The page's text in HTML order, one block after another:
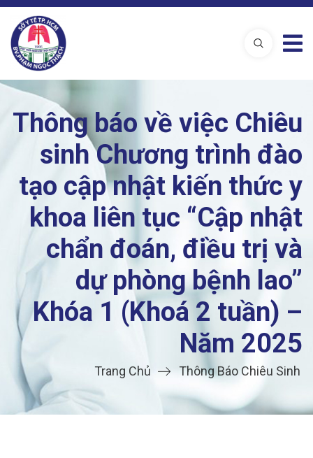
Thông báo về việc Chiêu
sinh Chương trình đào
tạo cập nhật kiến thức y
khoa liên tục “Cập nhật
chẩn đoán, điều trị và
dự phòng bệnh lao”
Khóa 1 (Khoá 2 tuần) –
Năm 2025
Trang Chủ Thông Báo Chiêu Sinh